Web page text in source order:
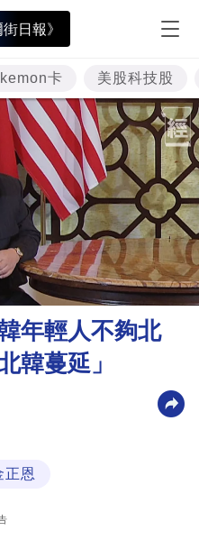
日報》
卡 美股科技股
年輕人不夠北
韓蔓延」
正恩